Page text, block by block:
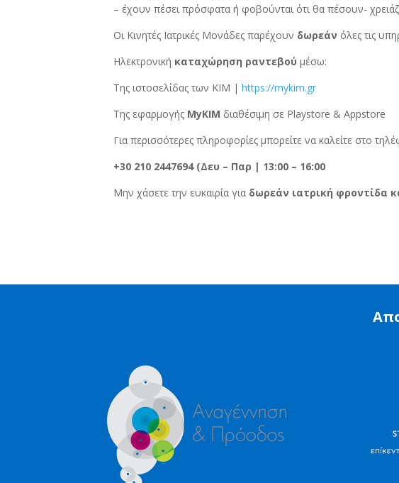
– έχουν πέσει πρόσφατα ή φοβούνται ότι θα πέσουν-
Οι Κινητές Ιατρικές Μονάδες παρέχουν δωρεάν όλες τις
Ηλεκτρονική καταχώρηση ραντεβού μέσω:
Της ιστοσελίδας των ΚΙΜ | https://mykim.gr
Tης εφαρμογής MyKIM διαθέσιμη σε Playstore & Appstore
Για περισσότερες πληροφορίες μπορείτε να καλείτε στο
+30 210 2447694 (Δευ – Παρ | 13:00 – 16:00
Μην χάσετε την ευκαιρία για δωρεάν ιατρική φροντίδα